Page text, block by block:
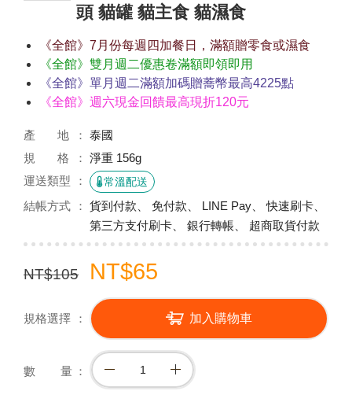
頭 貓罐 貓主食 貓濕食
《全館》7月份每週四加餐日，滿額贈零食或濕食
《全館》雙月週二優惠卷滿額即領即用
《全館》單月週二滿額加碼贈蕎幣最高4225點
《全館》週六現金回饋最高現折120元
產 地
泰國
規 格
淨重 156g
運送類型
常溫配送
結帳方式
貨到付款、 免付款、 LINE Pay、 快速刷卡、
第三方支付刷卡、 銀行轉帳、 超商取貨付款
NT$105 NT$65
規格選擇 加入購物車
數 量